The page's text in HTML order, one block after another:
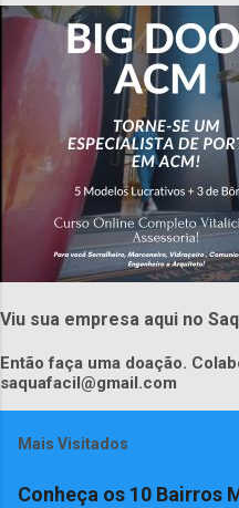
Viu sua empresa aqui no
Então faça uma doação.
saquafacil@gmail.com
Mais Visitados
Conheça os 10 Bairros